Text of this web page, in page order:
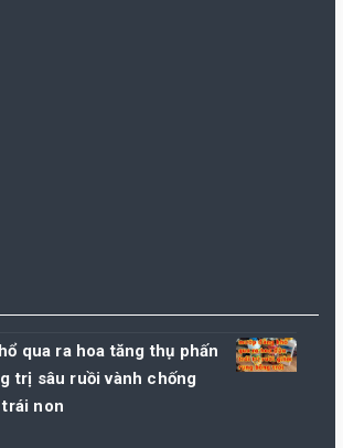
qua ra hoa tăng thụ phấn
trị sâu ruồi vành chống
non